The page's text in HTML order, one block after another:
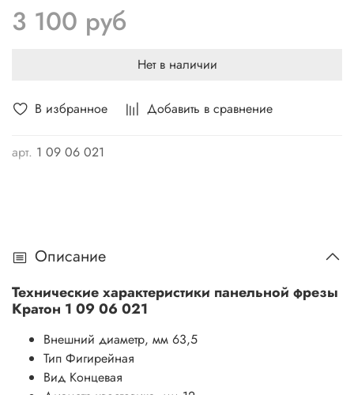
В избранное Добавить в сравнение
арт. 1 09 06 021
криволинейными поверхностями.
3 100 руб
Нет в наличии
Описание
Технические характеристики панельной фрезы
Кратон 1 09 06 021
Внешний диаметр, мм 63,5
Тип Фигирейная
Вид Концевая